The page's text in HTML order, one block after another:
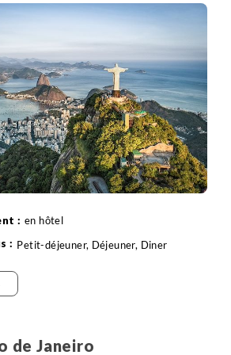
les plus bourgeois de Rio à
centre (en contrebas de la colline
tous les organes du pouvoir.
le quartier a perdu son
et la zone riche s’est déplacée au
ville, à Barra da Tijuca.
aujourd’hui une population
le quartier bohème du Rio
nous baladons à pied dans le
étroites et sinueuses, nous
les flamboyantes maisons du XIXe
En descendant vers le quartier de
par Jorge Selarón, artiste chilien
en hôtel
Petit-déjeuner, Déjeuner, Diner
de Janeiro